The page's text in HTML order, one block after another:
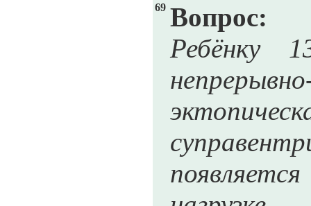
69 Вопрос:
Ребёнку